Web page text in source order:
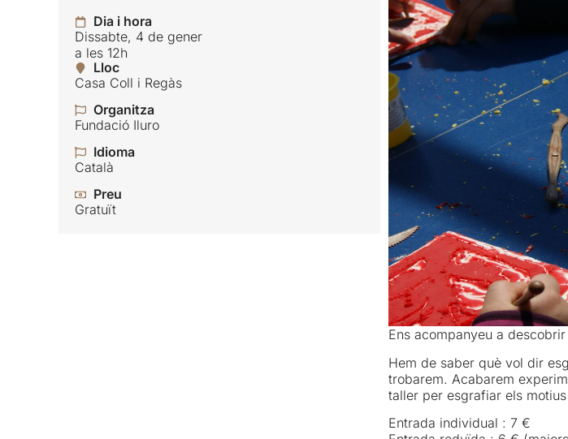
Dia i hora
Dissabte, 4 de gener
a les 12h
Lloc
Casa Coll i Regàs
Organitza
Fundació Iluro
Idioma
Català
Preu
Gratuït
Ens acompanyeu a
Hem de saber què vol dir
trobarem. Acabarem
taller per esgrafiar els
Entrada individual : 7 €